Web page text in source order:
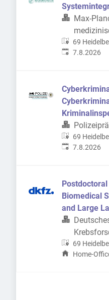
Max-
69
Veröffentlicht
7.8.2026
und digitale
69
Veröffentlicht
7.8.2026
Postdoctoral
Biomedical
and Large
Integration
(DKFZ)
69
Home-